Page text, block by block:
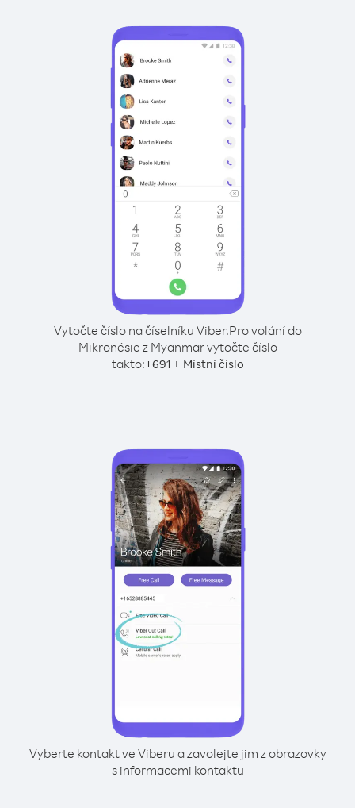
Vytočte číslo na číselníku Viber.Pro volání do
Mikronésie z Myanmar vytočte číslo
takto:+691+ Místní číslo
Vyberte kontakt ve Viberu a zavolejte jim z obrazovky
s informacemi kontaktu